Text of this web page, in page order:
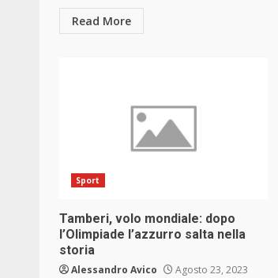
Read More
Sport
Tamberi, volo mondiale: dopo
l’Olimpiade l’azzurro salta nella
storia
Alessandro Avico Agosto 23, 2023